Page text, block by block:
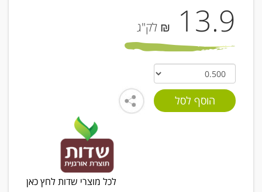
13.9 ₪ לק"ג
לכל מוצרי שדות לחץ כאן